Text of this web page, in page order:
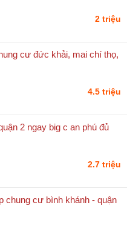
2 triệu
cư đức khải, mai chí thọ,
4.5 triệu
2 ngay big c an phú đủ
2.7 triệu
chung cư bình khánh - quận